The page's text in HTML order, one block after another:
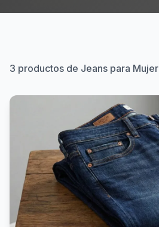
3 productos de Jeans para Mujer